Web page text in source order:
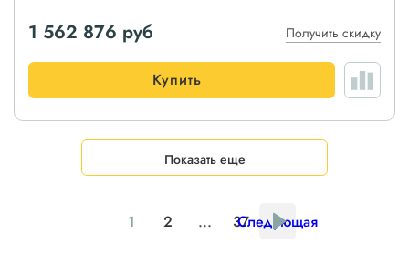
1 562 876 руб Получить скидку
Купить
Показать еще
1 2 ... 37
Следующая